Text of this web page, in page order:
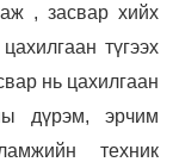
, засвар хийх
түгээх
нь цахилгаан
дүрэм, эрчим
техник